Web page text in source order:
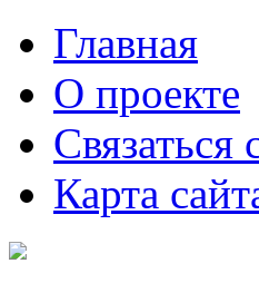
Главная
О проекте
Связаться
Карта